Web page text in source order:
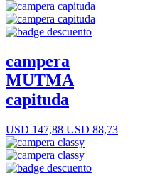
campera
MUTMA
capituda
USD 147,88 USD 88,73